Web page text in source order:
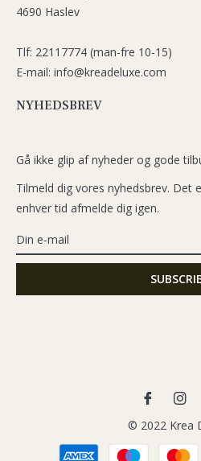
4690 Haslev
Tlf: 22117774 (man-fre 10-15)
E-mail: info@kreadeluxe.com
NYHEDSBREV
Gå ikke glip af nyheder og gode
Tilmeld dig vores nyhedsbrev. Det
enhver tid afmelde dig igen.
Ins
© 2022 Krea